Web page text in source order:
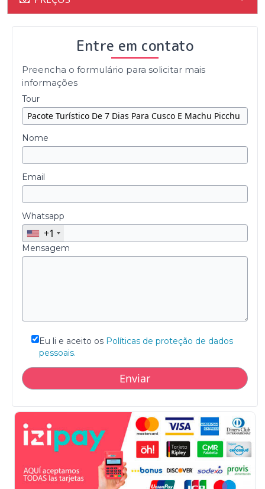
Entre em contato
Preencha o formulário para solicitar mais
informações
Tour
Nome
Email
Whatsapp
+1
Mensagem
Eu li e aceito os Políticas de proteção de dados
pessoais.